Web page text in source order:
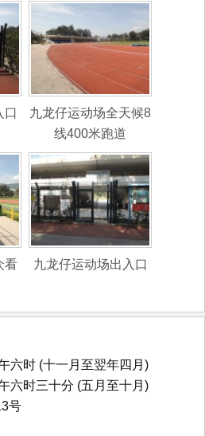
口
九龙仔运动场全天候8
线400米跑道
看
九龙仔运动场出入口
六时 (十一月至翌年四月)
六时三十分 (五月至十月)
号